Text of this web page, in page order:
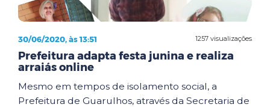
1257 visualizações
30/06/2020, às 13:51
Prefeitura adapta festa junina e realiza
arraiás online
Mesmo em tempos de isolamento social, a
Prefeitura de Guarulhos, através da Secretaria de